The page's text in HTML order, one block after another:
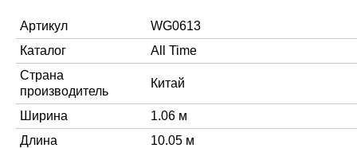
Артикул
WG0613
Каталог
All Time
Страна
производитель
Китай
Ширина
1.06 м
Длина
10.05 м